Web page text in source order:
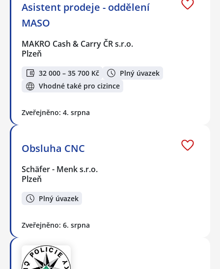
Asistent prodeje - oddělení
MASO
MAKRO Cash & Carry ČR s.r.o.
Plzeň
32 000 – 35 700 Kč
Plný úvazek
Vhodné také pro cizince
Zveřejněno: 4. srpna
Obsluha CNC
Schäfer - Menk s.r.o.
Plzeň
Plný úvazek
Zveřejněno: 6. srpna